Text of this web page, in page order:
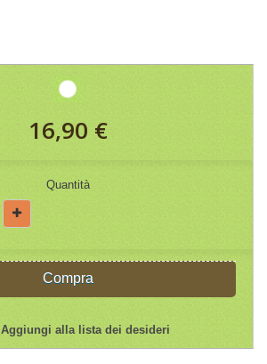
16,90 €
Quantità
Compra
Aggiungi alla lista dei desideri